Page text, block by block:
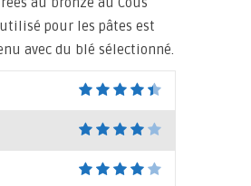
pour les pâtes est
avec du blé sélectionné.